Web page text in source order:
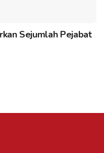
Sejumlah Pejabat